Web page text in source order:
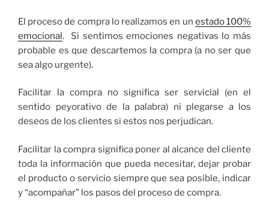
El proceso de compra lo realizamos en un estado 100%
emocional. Si sentimos emociones negativas lo más
probable es que descartemos la compra (a no ser que
sea algo urgente).
Facilitar la compra no significa ser servicial (en el
sentido peyorativo de la palabra) ni plegarse a los
deseos de los clientes si estos nos perjudican.
Facilitar la compra significa poner al alcance del cliente
toda la información que pueda necesitar, dejar probar
el producto o servicio siempre que sea posible, indicar
y “acompañar” los pasos del proceso de compra.